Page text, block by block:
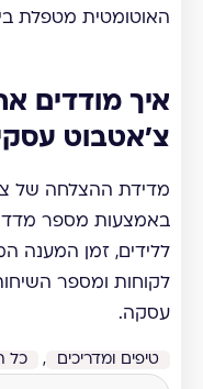
האוטומטית מטפלת
איך מודדים
צ'אטבוט
מדידת ההצלחה של
באמצעות מספר
ללידים, זמן המענה
לקוחות ומספר
עסקה.
טיפים ומדריכים , כל